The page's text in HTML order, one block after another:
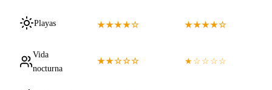
Playas ★★★★☆ ★★★★☆
Vida
nocturna
★★☆☆☆ ★☆☆☆☆